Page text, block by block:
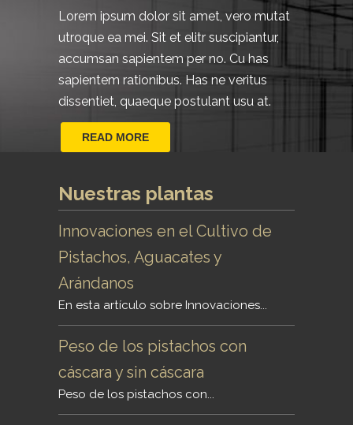
Lorem ipsum dolor sit amet, vero mutat
utroque ea mei. Sit et elitr suscipiantur,
accumsan sapientem per no. Cu has
sapientem rationibus. Has ne veritus
dissentiet, quaeque postulant usu at.
READ MORE
Nuestras plantas
Innovaciones en el Cultivo de
Pistachos, Aguacates y
Arándanos
En esta artículo sobre Innovaciones...
Peso de los pistachos con
cáscara y sin cáscara
Peso de los pistachos con...